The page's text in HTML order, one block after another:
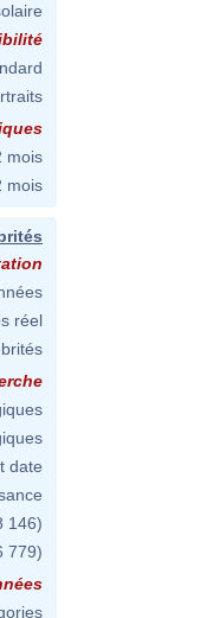
mois
mois
réel
date
146)
779)